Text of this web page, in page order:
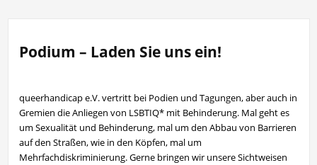
Podium – Laden Sie uns ein!
queerhandicap e.V. vertritt bei Podien und Tagungen, aber auch in
Gremien die Anliegen von LSBTIQ* mit Behinderung. Mal geht es
um Sexualität und Behinderung, mal um den Abbau von Barrieren
auf den Straßen, wie in den Köpfen, mal um
Mehrfachdiskriminierung. Gerne bringen wir unsere Sichtweisen